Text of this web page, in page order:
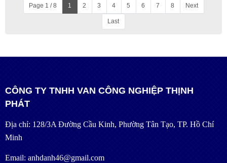
Page 1 / 8 1 2 3 4 5 6 7 8 Next
Last
CÔNG TY TNHH VAN CÔNG NGHIỆP THỊNH
PHÁT
Địa chỉ: 128/3A Đường Cầu Kinh, Phường Tân Tạo, TP. Hồ Chí
Minh
Email: anhdanh46@gmail.com